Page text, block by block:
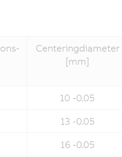
Centering­diameter
[mm]
10 -0.05
13 -0.05
16 -0.05